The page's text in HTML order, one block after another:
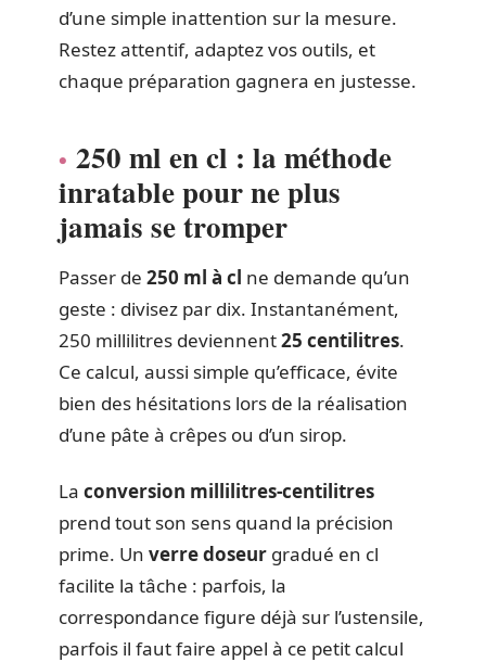
d’une simple inattention sur la mesure.
Restez attentif, adaptez vos outils, et
chaque préparation gagnera en justesse.
250 ml en cl : la méthode
inratable pour ne plus
jamais se tromper
Passer de 250 ml à cl ne demande qu’un
geste : divisez par dix. Instantanément,
250 millilitres deviennent25 centilitres.
Ce calcul, aussi simple qu’efficace, évite
bien des hésitations lors de la réalisation
d’une pâte à crêpes ou d’un sirop.
La conversion millilitres-centilitres
prend tout son sens quand la précision
prime. Un verre doseur gradué en cl
facilite la tâche : parfois, la
correspondance figure déjà sur l’ustensile,
parfois il faut faire appel à ce petit calcul